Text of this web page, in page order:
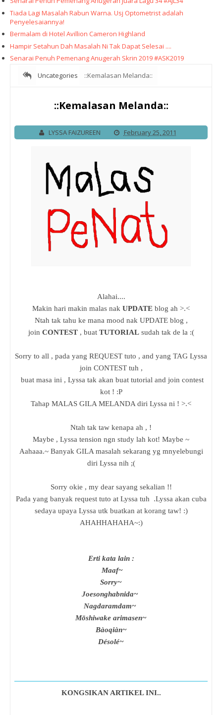
Tiada Lagi Masalah Rabun Warna. Usj Optometrist adalah
Penyelesaiannya!
Bermalam di Hotel Avillion Cameron Highland
Hampir Setahun Dah Masalah Ni Tak Dapat Selesai ....
Senarai Penuh Pemenang Anugerah Skrin 2019 #ASK2019
Uncategories
::Kemalasan Melanda::
::Kemalasan Melanda::
LYSSA FAIZUREEN February 25, 2011
Alahai....
Makin hari makin malas nak UPDATE blog ah >.<
Ntah tak tahu ke mana mood nak UPDATE blog ,
join CONTEST, buat TUTORIALsudah tak de la :(
Sorry to all , pada yang REQUEST tuto , and yang TAG Lyssa
join CONTEST tuh ,
buat masa ini , Lyssa tak akan buat tutorial and join contest
kot ! :P
Tahap MALAS GILA MELANDA diri Lyssa ni ! >.<
Ntah tak taw kenapa ah , !
Maybe , Lyssa tension ngn study lah kot! Maybe ~
Aahaaa.~ Banyak GILA masalah sekarang yg mnyelebungi
diri Lyssa nih ;(
Sorry okie , my dear sayang sekalian !!
Pada yang banyak request tuto at Lyssa tuh .Lyssa akan cuba
sedaya upaya Lyssa utk buatkan at korang taw! :)
AHAHHAHAHA~:)
Erti kata lain :
Maaf~
Sorry~
Joesonghabnida~
Nagdaramdam~
Mōshiwake arimasen~
Bàoqiàn~
Désolé~
KONGSIKAN ARTIKEL INI..